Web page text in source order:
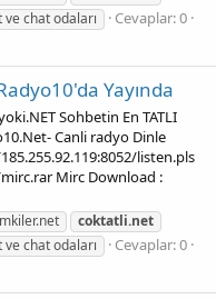
ve chat odaları
Cevaplar: 0
Radyo10'da Yayında
Sohbetin En TATLI
Canli radyo Dinle
listen.pls
Mirc Download :
coktatli.net
ve chat odaları
Cevaplar: 0